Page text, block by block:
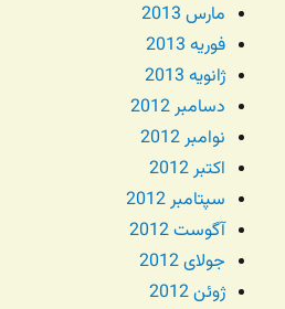
مارس 2013
فوریه 2013
ژانویه 2013
دسامبر 2012
نوامبر 2012
اکتبر 2012
سپتامبر 2012
آگوست 2012
جولای 2012
ژوئن 2012